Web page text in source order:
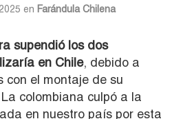
en Farándula Chilena
supendió los dos
en Chile, debido a
con el montaje de su
colombiana culpó a la
en nuestro país por esta